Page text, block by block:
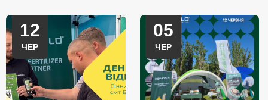
12
ЧЕР
05
ЧЕР